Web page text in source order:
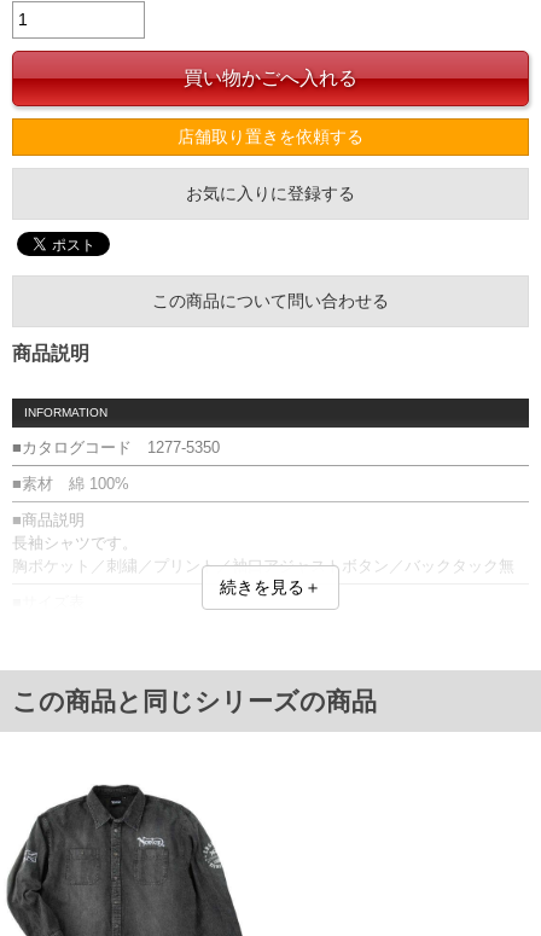
店舗取り置きを依頼する
お気に入りに登録する
この商品について問い合わせる
商品説明
INFORMATION
■カタログコード 1277-5350
■素材 綿 100%
■商品説明
長袖シャツです。
胸ポケット／刺繍／プリント／袖口アジャストボタン／バックタック無
4L/150/84/150/60/64
5L/160/86/160/62/65
6L/170/88/170/64/66
※【返品交換について】
返品交換希望の方は、商品到着後1週間以内にご連絡ください。
下着(肌着)やワイシャツは商品の性質上、返品交換不可とさせて頂いております。予め
ご了承くださいませ。
※【ボトムの裾上げをご希望の場合】
裾上げ料金は500円+税となります。
備考欄に股下●cmとご記入下さい。（裾上げ無料対象商品は1本につき税込6,000円以
続きを見る＋
この商品と同じシリーズの商品